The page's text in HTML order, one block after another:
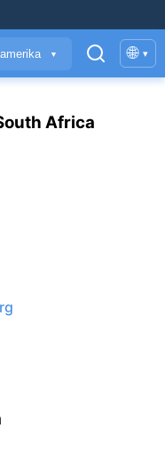
▼ 🌐 ▾
Africa